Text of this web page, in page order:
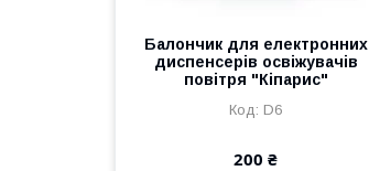
Балончик для електронних
диспенсерів освіжувачів
повітря "Кіпарис"
D6
200 ₴